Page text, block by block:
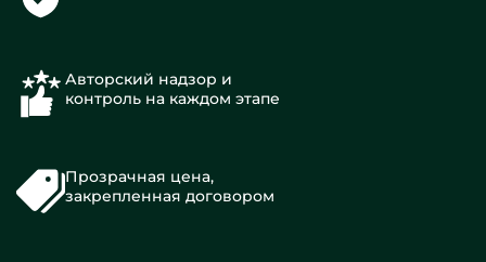
Авторский надзор и
контроль на каждом этапе
Прозрачная цена,
закрепленная договором